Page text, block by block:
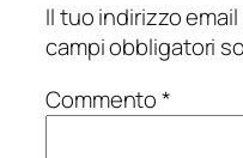
Il tuo indirizzo
campi obbligatori
Commento*